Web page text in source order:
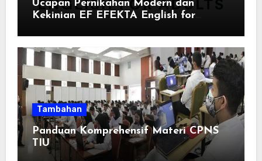
Ucapan Pernikahan Modern dan
Kekinian EF EFEKTA English for
Momen Spesial Semakin Berarti
Tambahan
Panduan Komprehensif Materi CPNS
TIU